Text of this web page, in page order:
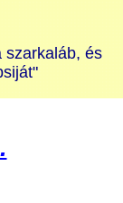
szarkaláb, és